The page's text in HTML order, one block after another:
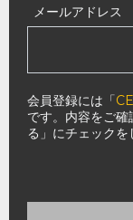
メールアドレス
会員登録には「
です。内容をご
る」にチェックを